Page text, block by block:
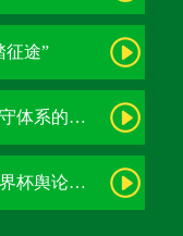
征途”
钢铁壁垒：2026世界杯小组赛防守体系的极致博弈
**情感裂痕与数据博弈：2026世界杯舆论风暴的多维解构**